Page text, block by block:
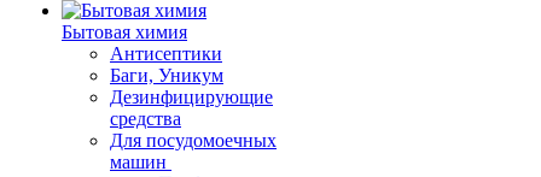
Бытовая химия
Антисептики
Баги, Уникум
Дезинфицирующие
средства
Для посудомоечных
машин